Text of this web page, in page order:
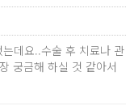
데요..수술 후 치료나 관
궁금해 하실 것 같아서